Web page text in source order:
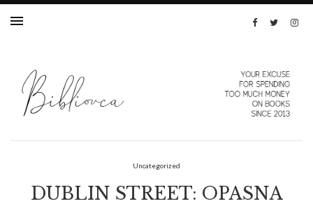
Uncategorized
DUBLIN STREET: OPASNA